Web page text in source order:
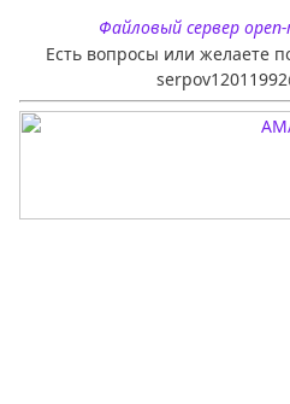
Файловый сервер
Есть вопросы или желаете